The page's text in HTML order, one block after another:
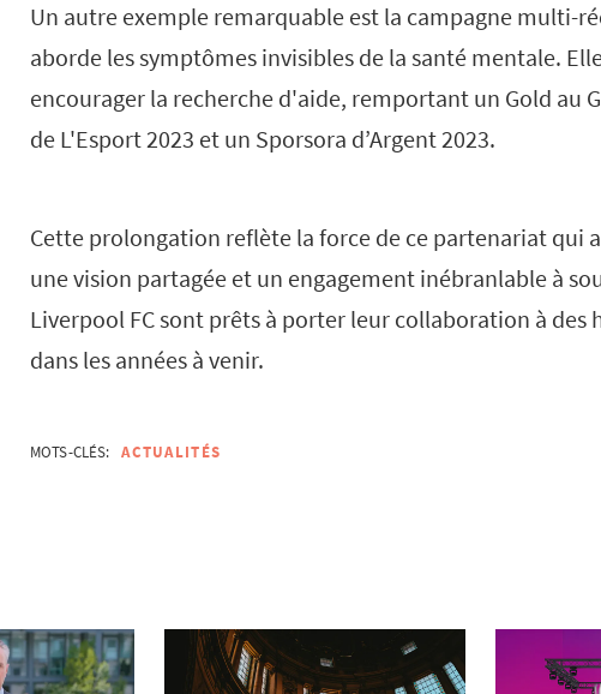
Un autre exemple remarquable est la campagne multi-
aborde les symptômes invisibles de la santé mentale.
encourager la recherche d'aide, remportant un Gold au
de L'Esport 2023 et un Sporsora d’Argent 2023.
Cette prolongation reflète la force de ce partenariat qui
une vision partagée et un engagement inébranlable à
Liverpool FC sont prêts à porter leur collaboration à des
dans les années à venir.
MOTS-CLÉS: ACTUALITÉS